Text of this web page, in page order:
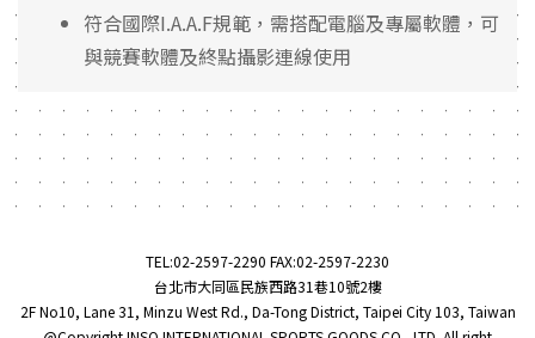
符合國際I.A.A.F規範，需搭配電腦及專屬軟體，可
與競賽軟體及終點攝影連線使用
TEL:02-2597-2290 FAX:02-2597-2230
台北市大同區民族西路31巷10號2樓
2F No10, Lane 31, Minzu West Rd., Da-Tong District, Taipei City 103, Taiwan